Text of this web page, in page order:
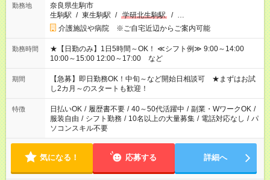
勤務地
奈良県生駒市
生駒駅 / 東生駒駅 / 学研北生駒駅 / …
介護施設や病院 ※ご自宅近辺からご案内可能
勤務時間
★【日勤のみ】1日5時間～OK！ ≪シフト例≫ 9:00～14:00
10:00～15:00 12:00～17:00 など
期間
【急募】即日勤務OK！中旬～など開始日相談可 ★まずはお試
し2カ月～のスタートも歓迎！
特徴 日払いOK / 履歴書不要 / 40～50代活躍中 / 副業・WワークOK /
服装自由 / シフト勤務 / 10名以上の大量募集 / 電話対応なし / パ
ソコンスキル不要
気になる！ 応募する 詳細へ